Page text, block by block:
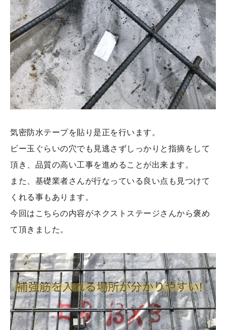
気密防水テープを貼り是正を行います。
ビー玉ぐらいの穴でも見逃さずしっかりと指摘をして
頂き、品質の高い工事を進めることが出来ます。
また、基礎業者さんが行なっている良い点も見つけて
くれる事もあります。
今回はこちらの内容がネクストステージさんから褒め
て頂きました。